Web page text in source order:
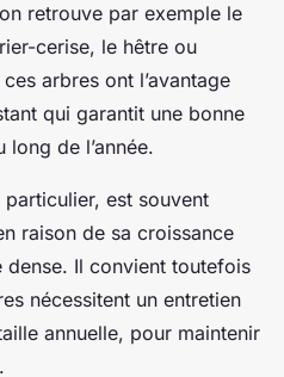
retrouve par exemple le
cerise, le hêtre ou
arbres ont l’avantage
qui garantit une bonne
de l’année.
est souvent
raison de sa croissance
Il convient toutefois
nécessitent un entretien
annuelle, pour maintenir